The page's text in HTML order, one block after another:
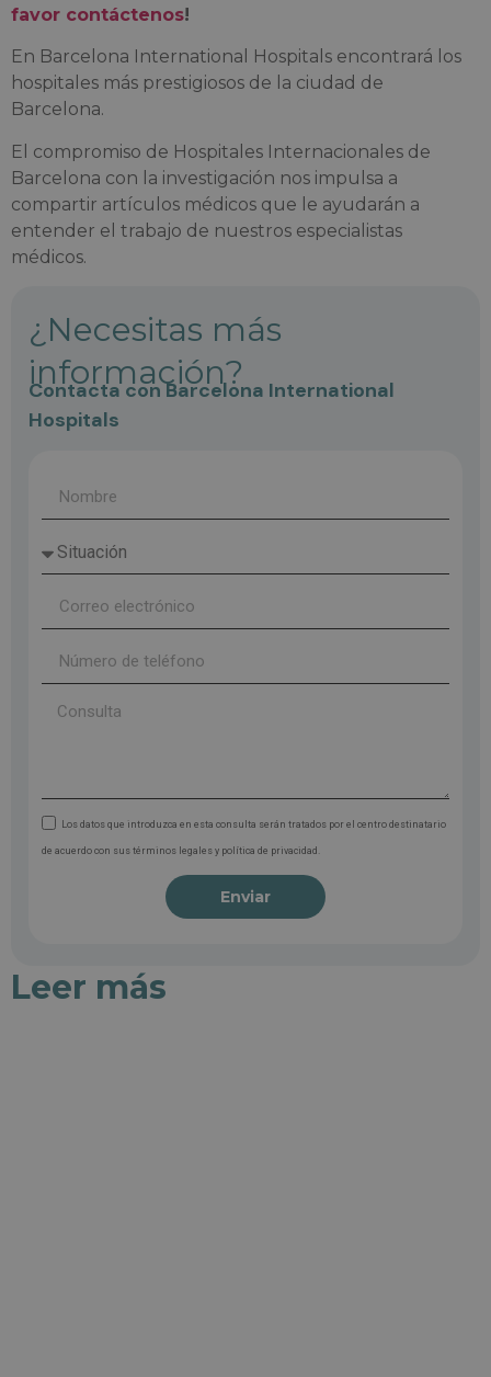
favor contáctenos!
En Barcelona International Hospitals encontrará los
hospitales más prestigiosos de la ciudad de
Barcelona.
El compromiso de Hospitales Internacionales de
Barcelona con la investigación nos impulsa a
compartir artículos médicos que le ayudarán a
entender el trabajo de nuestros especialistas
médicos.
¿Necesitas más
información?
Contacta con Barcelona International
Hospitals
Los datos que introduzca en esta consulta serán tratados por el centro destinatario
de acuerdo con sus términos legales y política de privacidad.
Enviar
Leer más